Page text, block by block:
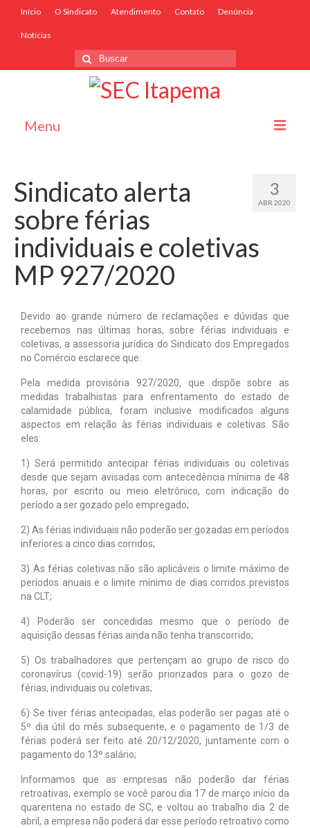
Início O Sindicato Atendimento Contato Denúncia
Notícias
Menu
O Sindicato
Associe-se
Convênios
Convenções Coletivas
Notícias
Tabelas
Denúncia
Contato
3
ABR 2020
Sindicato alerta
sobre férias
individuais e coletivas
MP 927/2020
Devido ao grande número de reclamações e dúvidas que
recebemos nas últimas horas, sobre férias individuais e
coletivas, a assessoria jurídica do Sindicato dos Empregados
no Comércio esclarece que:
Pela medida provisória 927/2020, que dispõe sobre as
medidas trabalhistas para enfrentamento do estado de
calamidade pública, foram inclusive modificados alguns
aspectos em relação às férias individuais e coletivas. São
eles:
1) Será permitido antecipar férias individuais ou coletivas
desde que sejam avisadas com antecedência mínima de 48
horas, por escrito ou meio eletrônico, com indicação do
período a ser gozado pelo empregado;
2) As férias individuais não poderão ser gozadas em períodos
inferiores a cinco dias corridos;
3) As férias coletivas não são aplicáveis o limite máximo de
períodos anuais e o limite mínimo de dias corridos previstos
na CLT;
4) Poderão ser concedidas mesmo que o período de
aquisição dessas férias ainda não tenha transcorrido;
5) Os trabalhadores que pertençam ao grupo de risco do
coronavírus (covid-19) serão priorizados para o gozo de
férias, individuais ou coletivas;
6) Se tiver férias antecipadas, elas poderão ser pagas até o
5º dia útil do mês subsequente, e o pagamento de 1/3 de
férias poderá ser feito até 20/12/2020, juntamente com o
pagamento do 13º salário;
Informamos que as empresas não poderão dar férias
retroativas, exemplo se você parou dia 17 de março início da
quarentena no estado de SC, e voltou ao trabalho dia 2 de
abril, a empresa não poderá dar esse período retroativo como